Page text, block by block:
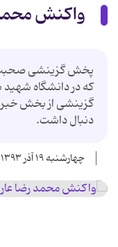
واکنش محمد
پخش گزینشی صحبت
که در دانشگاه
دنبال داشت.
چهارشنبه ۱۹ آذر ۱۳۹۳ - ۰۰:۰۰